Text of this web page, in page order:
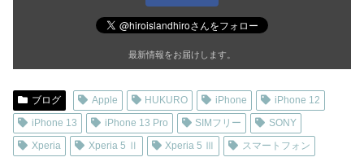
最新情報をお届けします。
ブログ Apple HUKURO iPhone
iPhone 12
iPhone 13
iPhone 13 Pro SIMフリー
SONY
Xperia
Xperia 5 Ⅱ Xperia 5 Ⅲ スマートフォン